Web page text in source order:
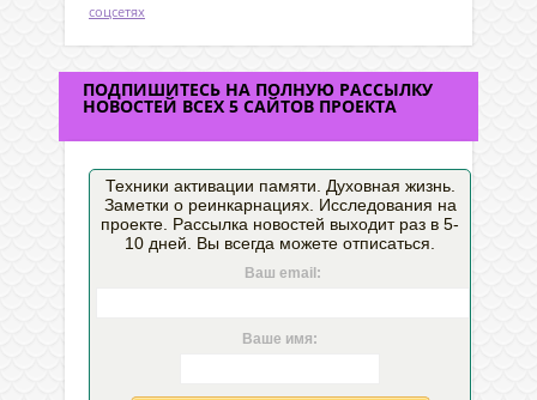
соцсетях
ПОДПИШИТЕСЬ НА ПОЛНУЮ РАССЫЛКУ
НОВОСТЕЙ ВСЕХ 5 САЙТОВ ПРОЕКТА
Техники активации памяти. Духовная жизнь.
Заметки о реинкарнациях. Исследования на
проекте. Рассылка новостей выходит раз в 5-
10 дней. Вы всегда можете отписаться.
Ваш email:
Ваше имя: